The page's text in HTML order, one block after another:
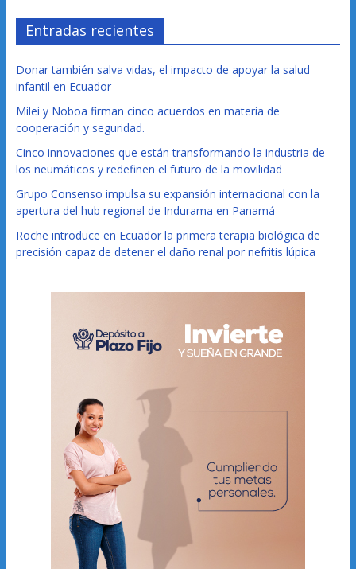
Entradas recientes
Donar también salva vidas, el impacto de apoyar la salud
infantil en Ecuador
Milei y Noboa firman cinco acuerdos en materia de
cooperación y seguridad.
Cinco innovaciones que están transformando la industria de
los neumáticos y redefinen el futuro de la movilidad
Grupo Consenso impulsa su expansión internacional con la
apertura del hub regional de Indurama en Panamá
Roche introduce en Ecuador la primera terapia biológica de
precisión capaz de detener el daño renal por nefritis lúpica